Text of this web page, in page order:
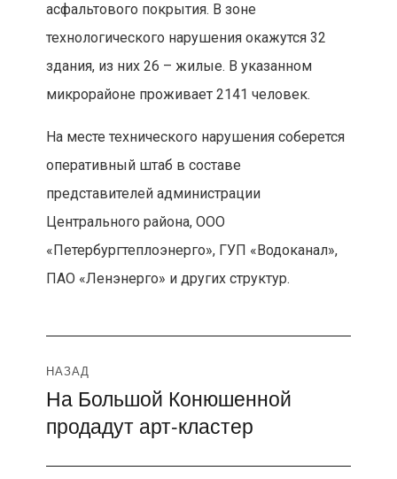
асфальтового покрытия. В зоне
технологического нарушения окажутся 32
здания, из них 26 – жилые. В указанном
микрорайоне проживает 2141 человек.
На месте технического нарушения соберется
оперативный штаб в составе
представителей администрации
Центрального района, ООО
«Петербургтеплоэнерго», ГУП «Водоканал»,
ПАО «Ленэнерго» и других структур.
Навигация
по
записям
НАЗАД
Предыдущая
запись:
На Большой Конюшенной
продадут арт-кластер